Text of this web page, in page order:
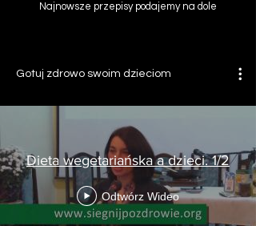
Najnowsze przepisy podajemy na dole
Gotuj zdrowo swoim dzieciom
Dieta wegetariańska a dzieci. 1/2
Odtwórz Wideo